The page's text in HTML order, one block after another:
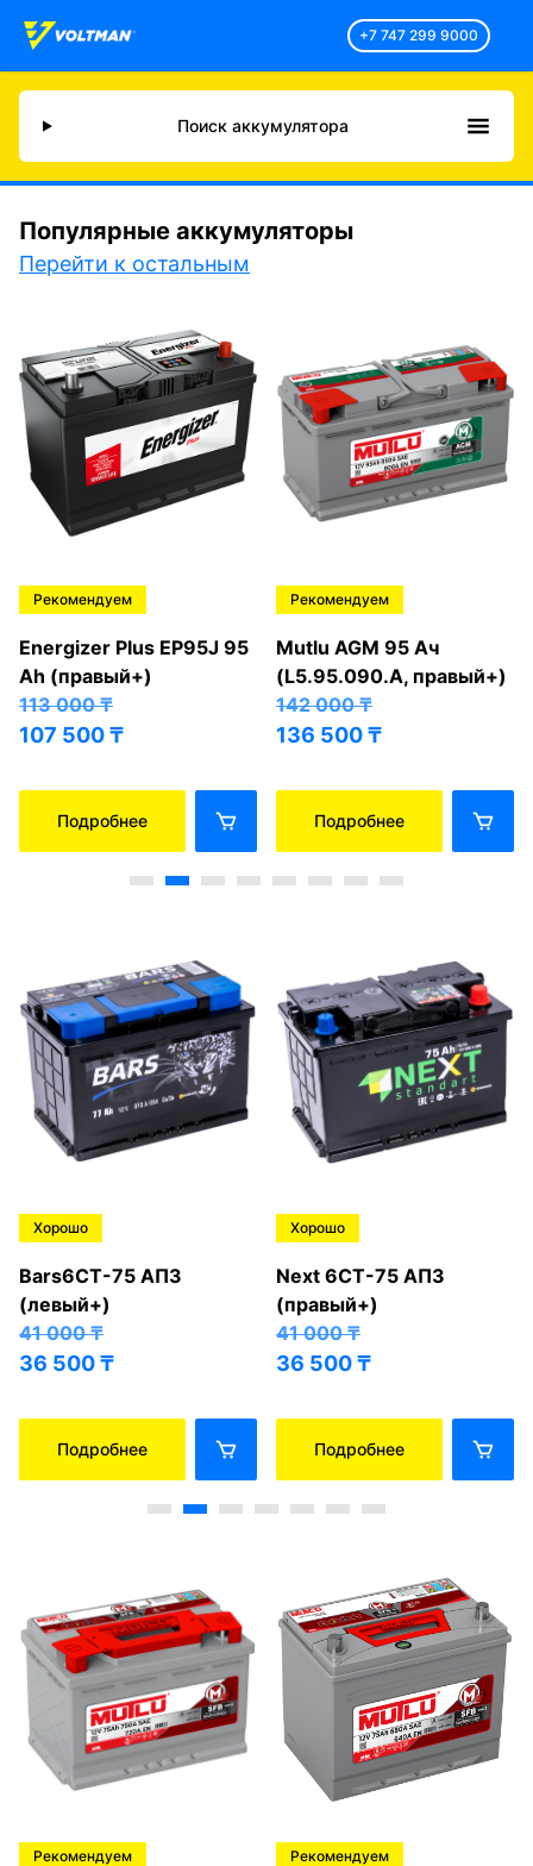
+7 747 299 9000
Поиск аккумулятора
Популярные аккумуляторы
Перейти к остальным
Рекомендуем
Energizer Plus EP95J 95
Ah (правый+)
113 000₸
107 500₸
Подробнее
Рекомендуем
Mutlu AGM 95 Ач
(L5.95.090.A, правый+)
142 000₸
136 500₸
Подробнее
Хорошо
Bars6СТ-75 АПЗ
(левый+)
41 000₸
36 500₸
Подробнее
Хорошо
Next 6СТ-75 АПЗ
(правый+)
41 000₸
36 500₸
Подробнее
Рекомендуем Рекомендуем